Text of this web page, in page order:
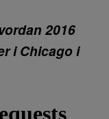
2016
i Chicago i